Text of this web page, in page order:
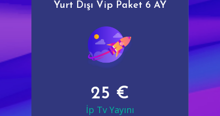
Yurt Dışı Vip Paket 6 AY
25 €
İp Tv Yayını